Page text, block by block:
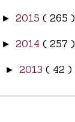
► 2015 ( 265 )
► 2014 ( 257 )
► 2013 ( 42 )